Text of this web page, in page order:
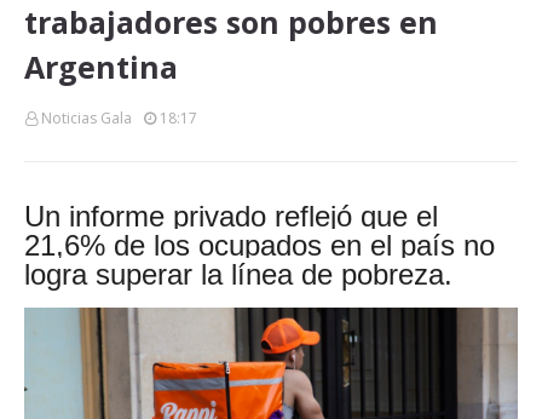
trabajadores son pobres en
Argentina
Noticias Gala 18:17
Un informe privado reflejó que el
21,6% de los ocupados en el país no
logra superar la línea de pobreza.